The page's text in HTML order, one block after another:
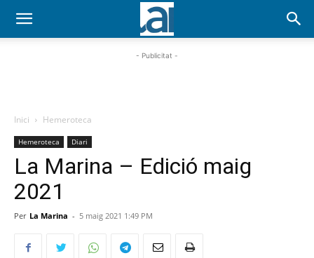
- Publicitat -
Inici Hemeroteca
Hemeroteca Diari
La Marina – Edició maig
2021
Per La Marina - 5 maig 2021 1:49 PM